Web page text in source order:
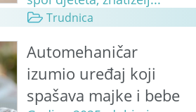
Trudnica
Automehaničar
izumio uređaj koji
spašava majke i bebe